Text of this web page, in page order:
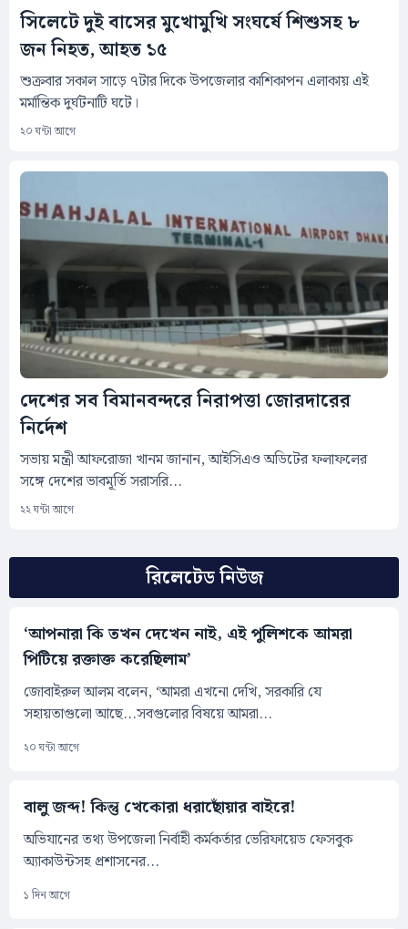
রিলেটেড নিউজ
‘আপনারা কি তখন দেখেন নাই, এই পুলিশকে আমরা
পিটিয়ে রক্তাক্ত করেছিলাম’
জোবাইরুল আলম বলেন, ‘আমরা এখনো দেখি, সরকারি যে
সহায়তাগুলো আছে...সবগুলোর বিষয়ে আমরা...
২০ ঘন্টা আগে
বালু জব্দ! কিন্তু খেকোরা ধরাছোঁয়ার বাইরে!
অভিযানের তথ্য উপজেলা নির্বাহী কর্মকর্তার ভেরিফায়েড ফেসবুক
অ্যাকাউন্টসহ প্রশাসনের...
১ দিন আগে
সিলেটে দুই বাসের মুখোমুখি সংঘর্ষে শিশুসহ ৮
জন নিহত, আহত ১৫
শুক্রবার সকাল সাড়ে ৭টার দিকে উপজেলার কাশিকাপন এলাকায় এই
মর্মান্তিক দুর্ঘটনাটি ঘটে।
২০ ঘন্টা আগে
দেশের সব বিমানবন্দরে নিরাপত্তা জোরদারের
নির্দেশ
সভায় মন্ত্রী আফরোজা খানম জানান, আইসিএও অডিটের ফলাফলের
সঙ্গে দেশের ভাবমূর্তি সরাসরি...
২২ ঘন্টা আগে